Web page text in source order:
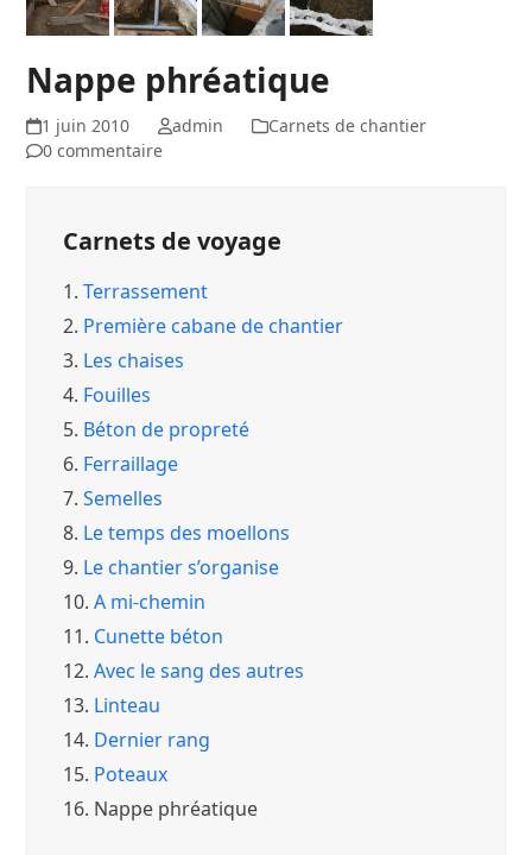
Nappe phréatique
1 juin 2010 admin
Carnets de chantier
0 commentaire
Carnets de voyage
1. Terrassement
2. Première cabane de chantier
3. Les chaises
4. Fouilles
5. Béton de propreté
6. Ferraillage
7. Semelles
8. Le temps des moellons
9. Le chantier s’organise
10. A mi-chemin
11. Cunette béton
12. Avec le sang des autres
13. Linteau
14. Dernier rang
15. Poteaux
16. Nappe phréatique